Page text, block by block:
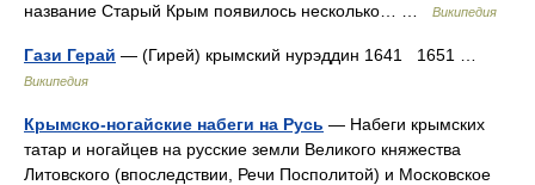
название Старый Крым появилось несколько… …
Википедия
Гази Герай — (Гирей) крымский нурэддин 1641 1651 …
Википедия
Крымско-ногайские набеги на Русь — Набеги крымских
татар и ногайцев на русские земли Великого княжества
Литовского (впоследствии, Речи Посполитой) и Московское